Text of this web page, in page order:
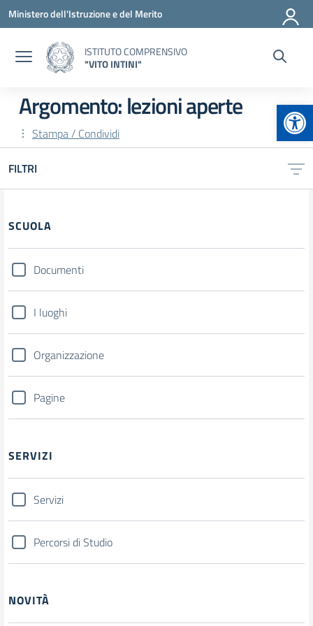
Vai ai contenuti
Vai al menu di navigazione
Vai al footer
Ministero dell'Istruzione e del Merito
ISTITUTO COMPRENSIVO
"VITO INTINI"
Argomento: lezioni aperte
Stampa / Condividi
FILTRI
Filtri
SCUOLA
Documenti
I luoghi
Organizzazione
Pagine
SERVIZI
Servizi
Percorsi di Studio
NOVITÀ